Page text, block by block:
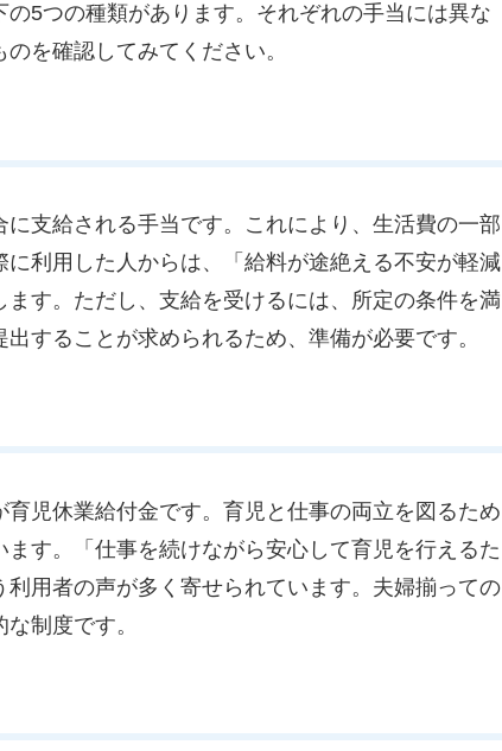
5つの種類があります。それぞれの手当には異な
を確認してみてください。
支給される手当です。これにより、生活費の一部
利用した人からは、「給料が途絶える不安が軽減
す。ただし、支給を受けるには、所定の条件を満
することが求められるため、準備が必要です。
児休業給付金です。育児と仕事の両立を図るため
す。「仕事を続けながら安心して育児を行えるた
用者の声が多く寄せられています。夫婦揃っての
制度です。